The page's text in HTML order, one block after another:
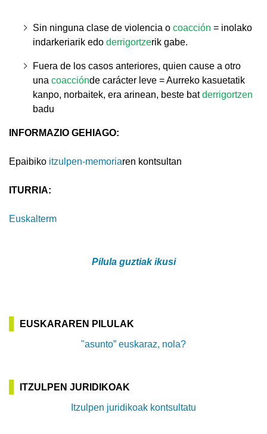
Sin ninguna clase de violencia o coacción = inolako
indarkeriarik edo derrigortzerik gabe.
Fuera de los casos anteriores, quien cause a otro
una coacciónde carácter leve = Aurreko kasuetatik
kanpo, norbaitek, era arinean, beste batderrigortzen
badu
INFORMAZIO GEHIAGO:
Epaibiko itzulpen-memoriaren kontsultan
ITURRIA:
Euskalterm
Pilula guztiak ikusi
EUSKARAREN PILULAK
"asunto” euskaraz, nola?
ITZULPEN JURIDIKOAK
Itzulpen juridikoak kontsultatu